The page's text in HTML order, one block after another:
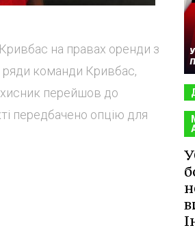
на правах оренди з
ряди команди Кривбас,
перейшов до
передбачено опцію для